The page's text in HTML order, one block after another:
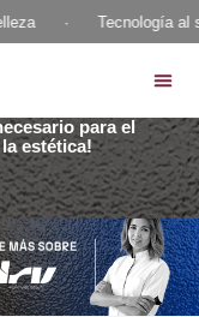
Tecnología al
para el
estética!